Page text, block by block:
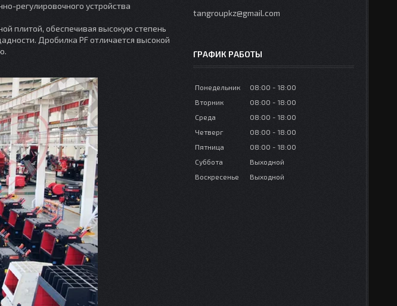
регулировочного устройства
плитой, oбеспечивая высокую степень
Дробилка PF отличается высокой
tangroupkz@gmail.com
ГРАФИК РАБОТЫ
Понедельник 08:00
18:00
Вторник
08:00
18:00
Среда
08:00
18:00
Четверг
08:00
18:00
Пятница
08:00
18:00
Суббота
Выходной
Воскресенье
Выходной